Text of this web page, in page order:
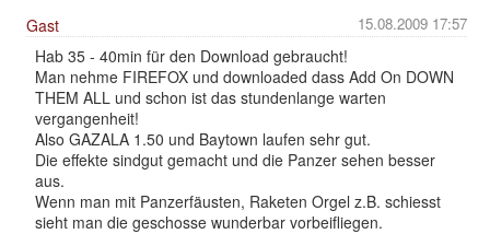
15.08.2009 17:57
Gast
Hab 35 - 40min für den Download gebraucht!
Man nehme FIREFOX und downloaded dass Add On DOWN
THEM ALL und schon ist das stundenlange warten
vergangenheit!
Also GAZALA 1.50 und Baytown laufen sehr gut.
Die effekte sindgut gemacht und die Panzer sehen besser
aus.
Wenn man mit Panzerfäusten, Raketen Orgel z.B. schiesst
sieht man die geschosse wunderbar vorbeifliegen.